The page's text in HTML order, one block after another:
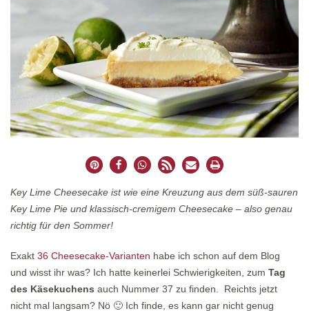
Key Lime Cheesecake ist wie eine Kreuzung aus dem süß-sauren
Key Lime Pie und klassisch-cremigem Cheesecake – also genau
richtig für den Sommer!
Exakt 36 Cheesecake-Varianten habe ich schon auf dem Blog
und wisst ihr was? Ich hatte keinerlei Schwierigkeiten, zum Tag
des Käsekuchens auch Nummer 37 zu finden. Reichts jetzt
nicht mal langsam? Nö 🙂 Ich finde, es kann gar nicht genug